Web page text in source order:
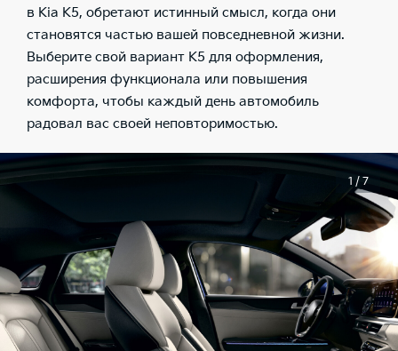
в Kia K5, обретают истинный смысл, когда они
становятся частью вашей повседневной жизни.
Выберите свой вариант K5 для оформления,
расширения функционала или повышения
комфорта, чтобы каждый день автомобиль
радовал вас своей неповторимостью.
1 / 7